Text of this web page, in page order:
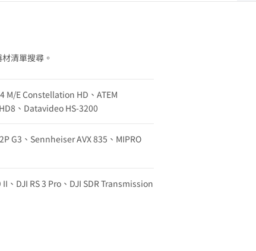
清單搜尋。
M/E Constellation HD、ATEM
、Datavideo HS-3200
G3、Sennheiser AVX 835、MIPRO
、DJI RS 3 Pro、DJI SDR Transmission